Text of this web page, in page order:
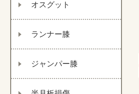
オスグット
ランナー膝
ジャンパー膝